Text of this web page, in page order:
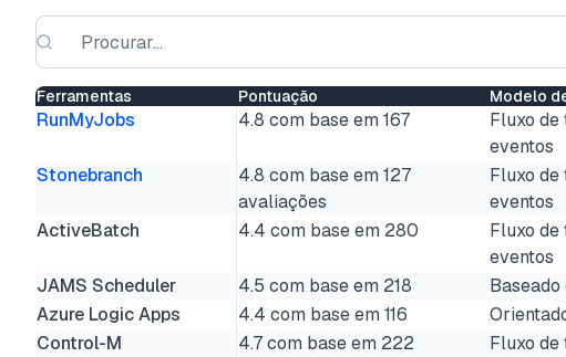
Ferramentas Pontuação Modelo
RunMyJobs 4.8 com base em 167
Fluxo de
eventos
Stonebranch
4.8 com base em 127
avaliações
Fluxo de
eventos
ActiveBatch
4.4 com base em 280
Fluxo de
eventos
JAMS Scheduler
4.5 com base em 218
Azure Logic Apps
4.4 com base em 116
Control-M
4.7 com base em 222
Fluxo de